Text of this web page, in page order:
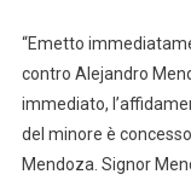
“Emetto
contro Alejandro
immediato,
del minore è
Mendoza. Signor